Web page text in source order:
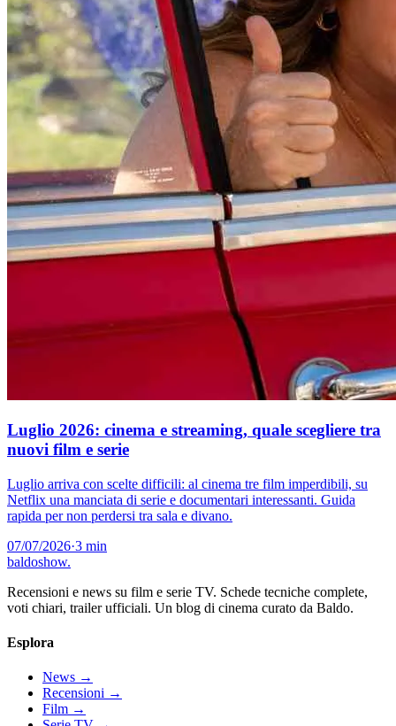
Luglio 2026: cinema e streaming, quale scegliere tra
nuovi film e serie
Luglio arriva con scelte difficili: al cinema tre film imperdibili, su
Netflix una manciata di serie e documentari interessanti. Guida
rapida per non perdersi tra sala e divano.
07/07/2026·3 min
baldoshow.
Recensioni e news su film e serie TV. Schede tecniche complete,
voti chiari, trailer ufficiali. Un blog di cinema curato da Baldo.
Esplora
News →
Recensioni →
Film →